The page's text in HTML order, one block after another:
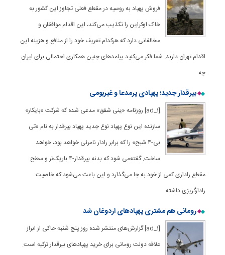
فروش پهپاد به روسیه در مقطع فعلی تجاوز این کشور به
خاک اوکراین را تکذیب می‌کند، این اقدام موافقان و
مخالفانی دارد که هرکدام تعریف خود را از منافع و هزینه این
اقدام تهران دارند. شما فکر می‌کنید پیامدهای چنین همکاری احتمالی برای ایران
چه
بیرقدار جدید؛ پهپادی پرمدعا و غیربومی
[ad_1] روزنامه «ینی شفق» مدعی شده که شرکت «بایکار»
سازنده این نوع پهپاد نوع جدید پهپاد بیرقدار به نام «تی
بی-۴ شبح» را که برابر رادار نامرئی خواهد بود، خواهد
ساخت. گفته‌می شود که بدنه بیرقدار-۴ باریک‌تر و سطح
مقطع راداری کمی از خود به جا می‌گذارد و این باعث می‌شود که خاصیت
رادارگریزی داشته
رومانی هم مشتری پهپادهای اردوغان شد
[ad_1] گزارش‌های منتشر شده روز پنج شنبه حاکی از ابراز
علاقه دولت رومانی برای خرید پهپادهای بیرقدار ترکیه است.